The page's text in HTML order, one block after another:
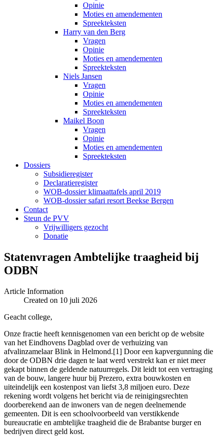
Opinie
Moties en amendementen
Spreekteksten
Harry van den Berg
Vragen
Opinie
Moties en amendementen
Spreekteksten
Niels Jansen
Vragen
Opinie
Moties en amendementen
Spreekteksten
Maikel Boon
Vragen
Opinie
Moties en amendementen
Spreekteksten
Dossiers
Subsidieregister
Declaratieregister
WOB-dossier klimaattafels april 2019
WOB-dossier safari resort Beekse Bergen
Contact
Steun de PVV
Vrijwilligers gezocht
Donatie
Statenvragen Ambtelijke traagheid bij
ODBN
Article Information
Created on 10 juli 2026
Geacht college,
Onze fractie heeft kennisgenomen van een bericht op de website
van het Eindhovens Dagblad over de verhuizing van
afvalinzamelaar Blink in Helmond.[1] Door een kapvergunning die
door de ODBN drie dagen te laat werd verstrekt kan er niet meer
gekapt binnen de geldende natuurregels. Dit leidt tot een vertraging
van de bouw, langere huur bij Prezero, extra bouwkosten en
uiteindelijk een kostenpost van liefst 3,8 miljoen euro. Deze
rekening wordt volgens het bericht via de reinigingsrechten
doorberekend aan de inwoners van de negen deelnemende
gemeenten. Dit is een schoolvoorbeeld van verstikkende
bureaucratie en ambtelijke traagheid die de Brabantse burger en
bedrijven direct geld kost.